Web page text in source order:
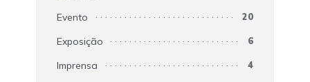
Evento 20
Exposição 6
Imprensa 4